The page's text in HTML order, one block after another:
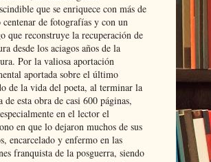
que se enriquece con más de
centenar de fotografías y con un
que reconstruye la recuperación de
desde los aciagos años de la
Por la valiosa aportación
aportada sobre el último
de la vida del poeta, al terminar la
de esta obra de casi 600 páginas,
en el lector el
en que lo dejaron muchos de sus
encarcelado y enfermo en las
franquista de la posguerra, siendo